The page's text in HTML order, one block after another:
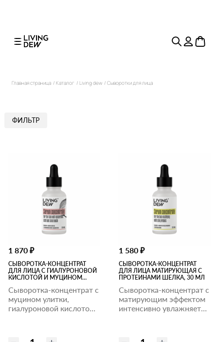
Главная страница / Каталог / Living dew / Сыворотки для лица
ФИЛЬТР
1 870 ₽
СЫВОРОТКА-КОНЦЕНТРАТ
ДЛЯ ЛИЦА С ГИАЛУРОНОВОЙ
КИСЛОТОЙ И МУЦИНОМ
Сыворотка-концентрат с
муцином улитки,
гиалуроновой кислотой
1 580 ₽
СЫВОРОТКА-КОНЦЕНТРАТ
ДЛЯ ЛИЦА МАТИРУЮЩАЯ С
ПРОТЕИНАМИ ШЕЛКА, 30 МЛ
Сыворотка-концентрат с
матирующим эффектом
интенсивно увлажняет